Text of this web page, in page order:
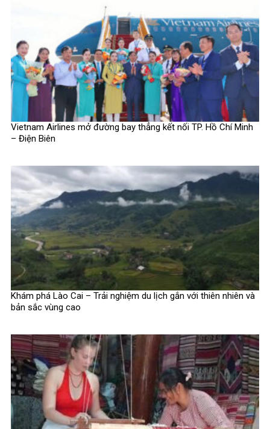
Vietnam Airlines mở đường bay thẳng kết nối TP. Hồ Chí Minh
– Điện Biên
Khám phá Lào Cai – Trải nghiệm du lịch gắn với thiên nhiên và
bản sắc vùng cao